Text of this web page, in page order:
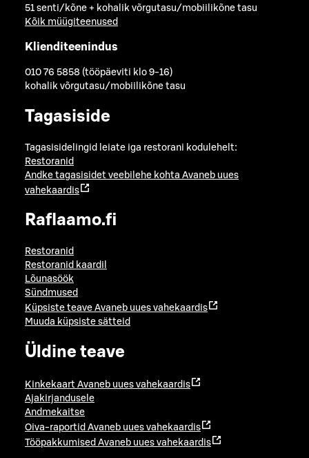
51 senti/kõne + kohalik võrgutasu/mobiilikõne tasu
Kõik müügiteenused
Klienditeenindus
010 76 5858 (tööpäeviti klo 9-16)
kohalik võrgutasu/mobiilikõne tasu
Tagasiside
Tagasisidelingid leiate iga restorani kodulehelt:
Restoranid
Andke tagasisidet veebilehe kohta Avaneb uues
vahekaardis
Raflaamo.fi
Restoranid
Restoranid kaardil
Lõunasöök
Sündmused
Küpsiste teave Avaneb uues vahekaardis
Muuda küpsiste sätteid
Üldine teave
Kinkekaart Avaneb uues vahekaardis
Ajakirjandusele
Andmekaitse
Oiva-raportid Avaneb uues vahekaardis
Tööpakkumised Avaneb uues vahekaardis